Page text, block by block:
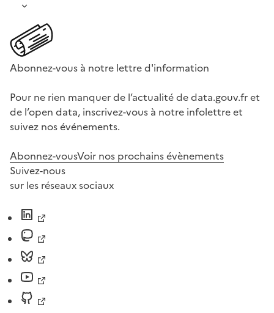
Abonnez-vous à notre lettre d'information
Pour ne rien manquer de l’actualité de data.gouv.fr et
de l’open data, inscrivez-vous à notre infolettre et
suivez nos événements.
Abonnez-vousVoir nos prochains évènements
Suivez-nous
sur les réseaux sociaux